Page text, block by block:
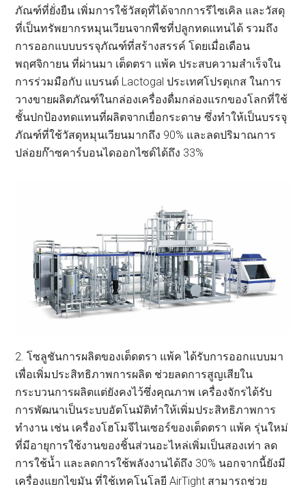
ภัณฑ์ที่ยั่งยืน เพิ่มการใช้วัสดุที่ได้จากการรีไซเคิล และวัสดุ
ที่เป็นทรัพยากรหมุนเวียนจากพืชที่ปลูกทดแทนได้ รวมถึง
การออกแบบบรรจุภัณฑ์ที่สร้างสรรค์ โดยเมื่อเดือน
พฤศจิกายน ที่ผ่านมา เต็ดตรา แพ้ค ประสบความสำเร็จใน
การร่วมมือกับ แบรนด์ Lactogal ประเทศโปรตุเกส ในการ
วางขายผลิตภัณฑ์ในกล่องเครื่องดื่มกล่องแรกของโลกที่ใช้
ชั้นปกป้องทดแทนที่ผลิตจากเยื่อกระดาษ ซึ่งทำให้เป็นบรรจุ
ภัณฑ์ที่ใช้วัสดุหมุนเวียนมากถึง 90% และลดปริมาณการ
ปล่อยก๊าซคาร์บอนไดออกไซด์ได้ถึง 33%
2. โซลูชันการผลิตของเต็ดตรา แพ้ค ได้รับการออกแบบมา
เพื่อเพิ่มประสิทธิภาพการผลิต ช่วยลดการสูญเสียใน
กระบวนการผลิตแต่ยังคงไว้ซึ่งคุณภาพ เครื่องจักรได้รับ
การพัฒนาเป็นระบบอัตโนมัติทำให้เพิ่มประสิทธิภาพการ
ทำงาน เช่น เครื่องโฮโมจีไนเซอร์ของเต็ดตรา แพ้ค รุ่นใหม่
ที่มีอายุการใช้งานของชิ้นส่วนอะไหล่เพิ่มเป็นสองเท่า ลด
การใช้น้ำ และลดการใช้พลังงานได้ถึง 30% นอกจากนี้ยังมี
เครื่องแยกไขมัน ที่ใช้เทคโนโลยี AirTight สามารถช่วย